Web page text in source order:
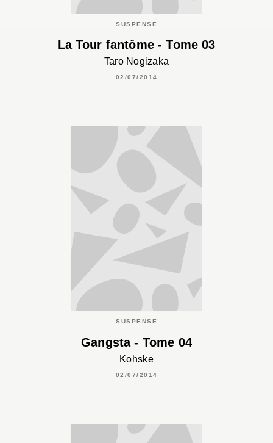
SUSPENSE
La Tour fantôme - Tome 03
Taro Nogizaka
02/07/2014
SUSPENSE
Gangsta - Tome 04
Kohske
02/07/2014